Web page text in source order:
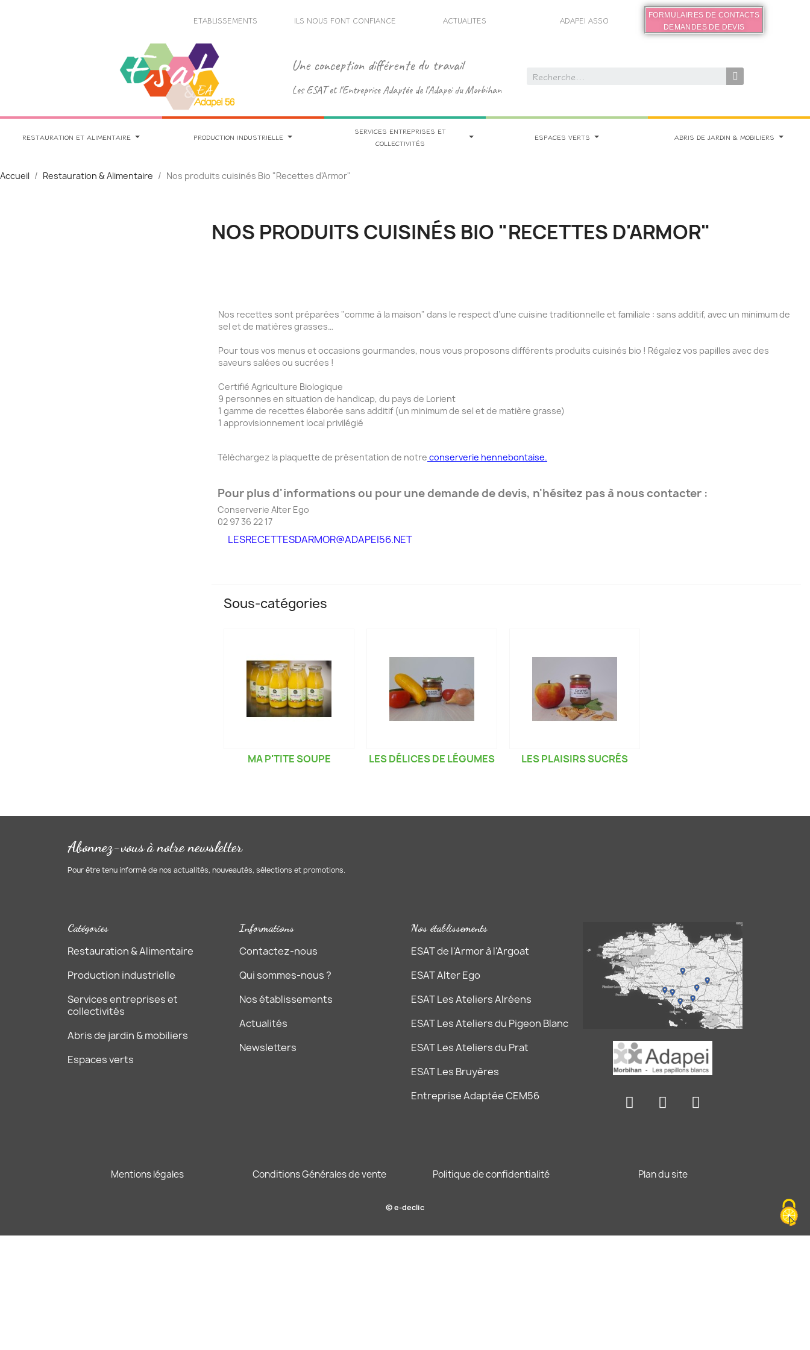
ETABLISSEMENTS ILS NOUS FONT CONFIANCE ACTUALITES ADAPEI ASSO
FORMULAIRES DE CONTACTS
DEMANDES DE DEVIS
Une conception différente du travail
Les ESAT et l'Entreprise Adaptée de l'Adapei du Morbihan
RESTAURATION ET ALIMENTAIRE PRODUCTION INDUSTRIELLE
SERVICES ENTREPRISES ET
COLLECTIVITÉS
ESPACES VERTS ABRIS DE JARDIN & MOBILIERS
Accueil Restauration & Alimentaire Nos produits cuisinés Bio "Recettes d'Armor"
NOS PRODUITS CUISINÉS BIO "RECETTES D'ARMOR"
Nos recettes sont préparées "comme à la maison" dans le respect d’une cuisine traditionnelle et familiale : sans additif, avec un minimum de
sel et de matières grasses…
Pour tous vos menus et occasions gourmandes, nous vous proposons différents produits cuisinés bio ! Régalez vos papilles avec des
saveurs salées ou sucrées !
Certifié Agriculture Biologique
9 personnes en situation de handicap, du pays de Lorient
1 gamme de recettes élaborée sans additif (un minimum de sel et de matière grasse)
1 approvisionnement local privilégié
Téléchargez la plaquette de présentation de notre conserverie hennebontaise.
Pour plus d'informations ou pour une demande de devis, n'hésitez pas à nous contacter :
Conserverie Alter Ego
02 97 36 22 17
LESRECETTESDARMOR@ADAPEI56.NET
Sous-catégories
MA P'TITE SOUPE LES DÉLICES DE LÉGUMES LES PLAISIRS SUCRÉS
Abonnez-vous à notre newsletter
Pour être tenu informé de nos actualités, nouveautés, sélections et promotions.
Catégories
Restauration & Alimentaire
Production industrielle
Services entreprises et
collectivités
Abris de jardin & mobiliers
Espaces verts
Informations
Contactez-nous
Qui sommes-nous ?
Nos établissements
Actualités
Newsletters
Nos établissements
ESAT de l'Armor à l'Argoat
ESAT Alter Ego
ESAT Les Ateliers Alréens
ESAT Les Ateliers du Pigeon Blanc
ESAT Les Ateliers du Prat
ESAT Les Bruyères
Entreprise Adaptée CEM56
Mentions légales Conditions Générales de vente Politique de confidentialité Plan du site
© e-declic